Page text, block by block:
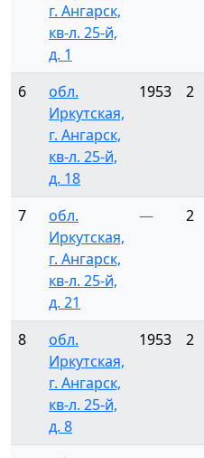
г. Ангарск,
кв-л. 25-й,
д. 1
6
обл.
Иркутская,
г. Ангарск,
кв-л. 25-й,
д. 18
1953 2
7
обл.
Иркутская,
г. Ангарск,
кв-л. 25-й,
д. 21
— 2
8
обл.
Иркутская,
г. Ангарск,
кв-л. 25-й,
д. 8
1953 2